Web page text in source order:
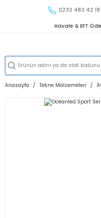
0232 483 42 18
Havale & EFT
Anasayfa Tekne Malzemeleri